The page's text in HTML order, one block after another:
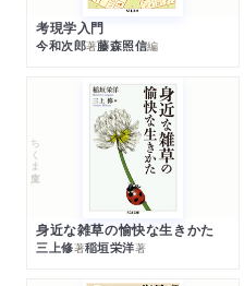
考現学入門
今和次郎著藤森照信編
ちくま文庫
身近な雑草の愉快な生きかた
三上修著稲垣栄洋著